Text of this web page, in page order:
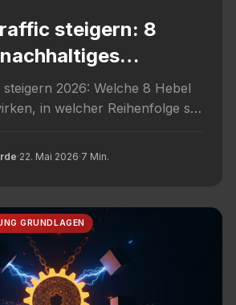
steigern: 8
2026: Welche 8 Hebel
in welcher Reihenfolge sie
·22. Mai 2026·7 Min.
GRUNDLAGEN